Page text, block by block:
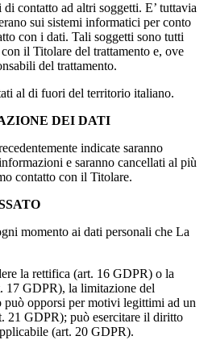
contatto ad altri soggetti. E’ tuttavia
sui sistemi informatici per conto
con i dati. Tali soggetti sono tutti
il Titolare del trattamento e, ove
del trattamento.
al di fuori del territorio italiano.
DEI DATI
indicate saranno
e saranno cancellati al più
contatto con il Titolare.
momento ai dati personali che La
la rettifica (art. 16 GDPR) o la
17 GDPR), la limitazione del
può opporsi per motivi legittimi ad un
21 GDPR); può esercitare il diritto
(art. 20 GDPR).